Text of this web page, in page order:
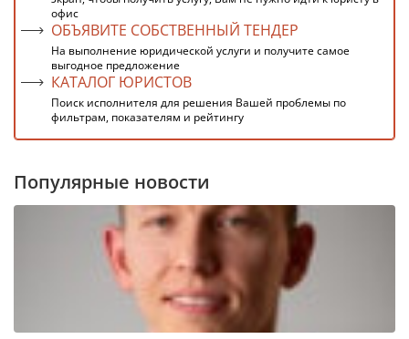
офис
ОБЪЯВИТЕ СОБСТВЕННЫЙ ТЕНДЕР
На выполнение юридической услуги и получите самое
выгодное предложение
КАТАЛОГ ЮРИСТОВ
Поиск исполнителя для решения Вашей проблемы по
фильтрам, показателям и рейтингу
Популярные новости